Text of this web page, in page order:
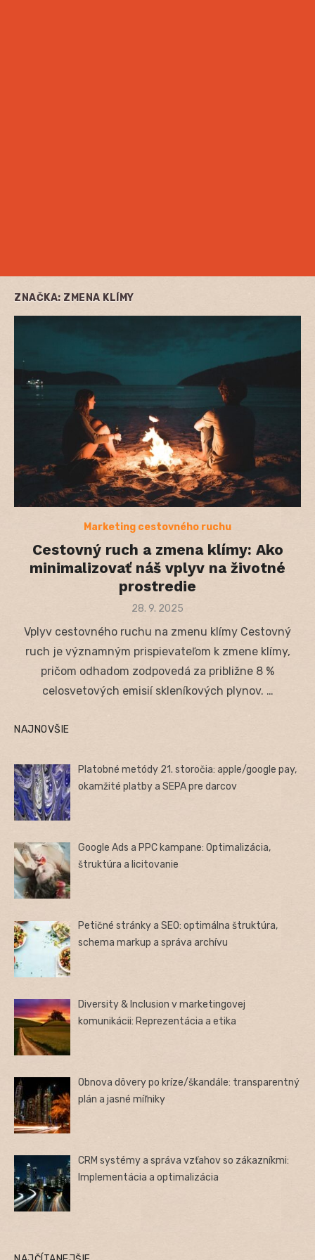
ZNAČKA: ZMENA KLÍMY
Marketing cestovného ruchu
Cestovný ruch a zmena klímy: Ako
minimalizovať náš vplyv na životné
prostredie
Posted
28. 9. 2025
Vplyv cestovného ruchu na zmenu klímy Cestovný
ruch je významným prispievateľom k zmene klímy,
pričom odhadom zodpovedá za približne 8 %
celosvetových emisií skleníkových plynov. …
NAJNOVŠIE
Platobné metódy 21. storočia: apple/google pay,
okamžité platby a SEPA pre darcov
Google Ads a PPC kampane: Optimalizácia,
štruktúra a licitovanie
Petičné stránky a SEO: optimálna štruktúra,
schema markup a správa archívu
Diversity & Inclusion v marketingovej
komunikácii: Reprezentácia a etika
Obnova dôvery po kríze/škandále: transparentný
plán a jasné míľniky
CRM systémy a správa vzťahov so zákazníkmi:
Implementácia a optimalizácia